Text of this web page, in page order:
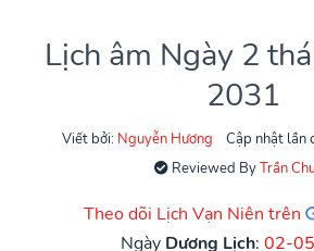
Lịch âm Ngày 2
2031
Viết bởi: Nguyễn Hương
Cập nhật lần
Reviewed ByTrần
Theo dõi Lịch Vạn Niên trên
Ngày Dương Lịch: 02-